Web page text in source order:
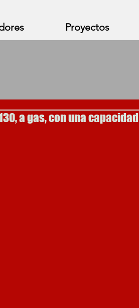
Proyectos
a gas, con una capacidad